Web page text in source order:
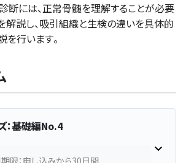
断には、正常骨髄を理解することが必要
解説し、吸引組織と生検の違いを具体的
行います。
：基礎編No.4